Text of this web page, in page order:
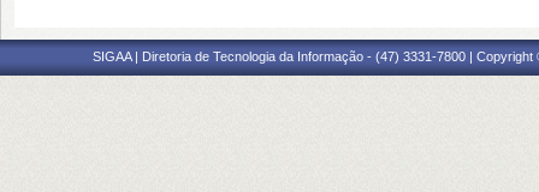
SIGAA | Diretoria de Tecnologia da Informação - (47) 3331-7800 |